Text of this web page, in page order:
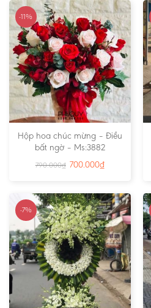
-11%
Hộp hoa chúc mừng – Điều
bất ngờ – Ms:3882
790.000₫ 700.000₫
-7%